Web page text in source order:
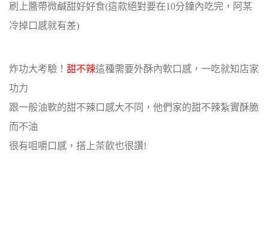
刷上醬帶微鹹甜好好食(這款絕對要在10分鐘內吃完，阿某
冷掉口感就有差)
炸功大考驗！ 甜不辣這種需要外酥內軟口感，一吃就知店家
功力
跟一般油軟的甜不辣口感大不同，他們家的甜不辣紮實酥脆
而不油
很有咀嚼口感，搭上茶飲也很讚!